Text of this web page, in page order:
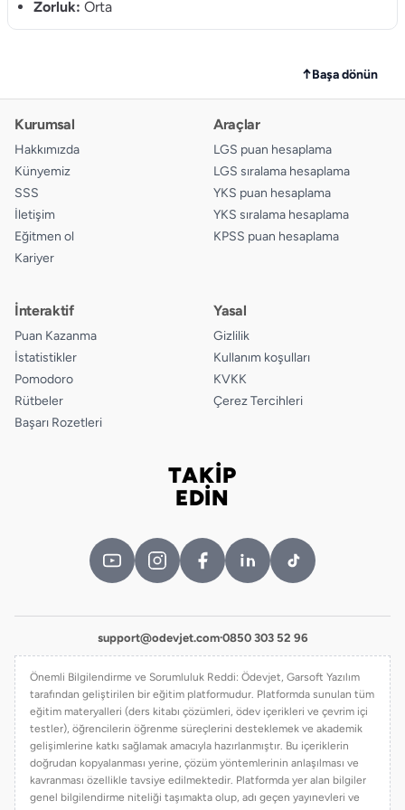
12. A B C D
15. C
17. C
18.
19.
20.
Zorluk: Orta
↑Başa dönün
Kurumsal
Hakkımızda
Künyemiz
SSS
İletişim
Eğitmen ol
Kariyer
Araçlar
LGS puan hesaplama
LGS sıralama hesaplama
YKS puan hesaplama
YKS sıralama hesaplama
KPSS puan hesaplama
İnteraktif
Puan Kazanma
İstatistikler
Pomodoro
Rütbeler
Başarı Rozetleri
Yasal
Gizlilik
Kullanım koşulları
KVKK
Çerez Tercihleri
TAKİP
EDİN
support@odevjet.com·0850 303 52 96
Önemli Bilgilendirme ve Sorumluluk Reddi: Ödevjet, Garsoft Yazılım
tarafından geliştirilen bir eğitim platformudur. Platformda sunulan tüm
eğitim materyalleri (ders kitabı çözümleri, ödev içerikleri ve çevrim içi
testler), öğrencilerin öğrenme süreçlerini desteklemek ve akademik
gelişimlerine katkı sağlamak amacıyla hazırlanmıştır. Bu içeriklerin
doğrudan kopyalanması yerine, çözüm yöntemlerinin anlaşılması ve
kavranması özellikle tavsiye edilmektedir. Platformda yer alan bilgiler
genel bilgilendirme niteliği taşımakta olup, adı geçen yayınevleri ve